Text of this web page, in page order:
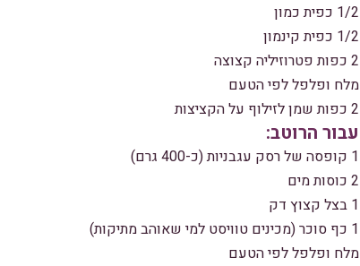
1/2 כפית כמון
1/2 כפית קינמון
2 כפות פטרוזיליה קצוצה
מלח ופלפל לפי הטעם
2 כפות שמן לזילוף על הקציצות
עבור הרוטב:
1 קופסה של רסק עגבניות (כ-400 גרם)
2 כוסות מים
1 בצל קצוץ דק
1 כף סוכר (מכינים טוויסט למי שאוהב מתיקות)
מלח ופלפל לפי הטעם